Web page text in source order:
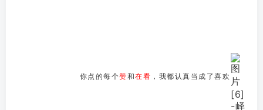
你点的每个赞和在看 ，我都认真当成了喜欢